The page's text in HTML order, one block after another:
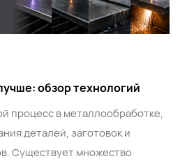
обзор технологий
процесс в металлообработке,
деталей, заготовок и
Существует множество